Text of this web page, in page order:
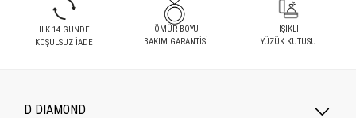
İLK 14 GÜNDE
KOŞULSUZ İADE
ÖMÜR BOYU
BAKIM GARANTİSİ
IŞIKLI
YÜZÜK KUTUSU
D DIAMOND